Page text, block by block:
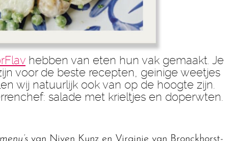
hebben van eten hun vak gemaakt. Je
voor de beste recepten, geinige weetjes
wij natuurlijk ook van op de hoogte zijn.
salade met krieltjes en doperwten.
van Niven Kunz en Virginie van Bronckhorst-